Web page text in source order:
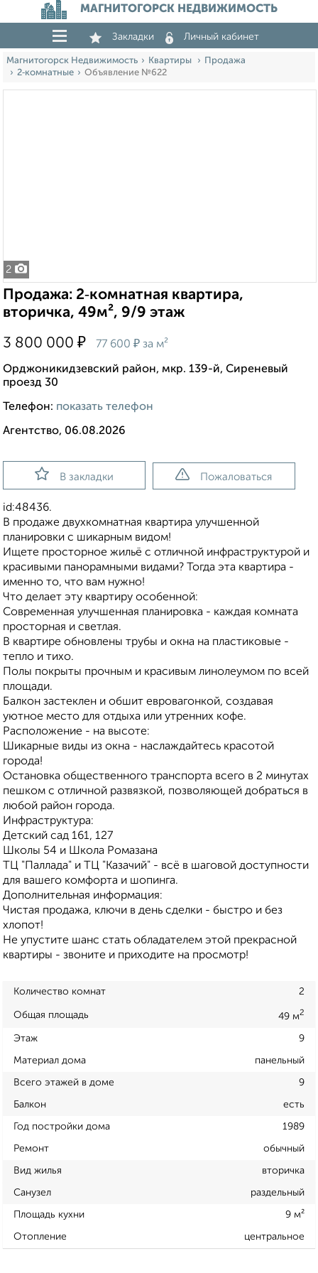
МАГНИТОГОРСК НЕДВИЖИМОСТЬ
Закладки Личный кабинет
Магнитогорск Недвижимость Квартиры
Продажа
2‑комнатные
Объявление №622
2
Продажа: 2‑комнатная квартира,
вторичка, 49м², 9/9 этаж
3 800 000 ₽ 77 600 ₽ за м²
Орджоникидзевский район, мкр. 139-й, Сиреневый
проезд 30
Телефон: показать телефон
Агентство, 06.08.2026
В закладки Пожаловаться
id:48436.
В продаже двухкомнатная квартира улучшенной
планировки с шикарным видом!
Ищете просторное жильё с отличной инфраструктурой и
красивыми панорамными видами? Тогда эта квартира -
именно то, что вам нужно!
Что делает эту квартиру особенной:
Современная улучшенная планировка - каждая комната
просторная и светлая.
В квартире обновлены трубы и окна на пластиковые -
тепло и тихо.
Полы покрыты прочным и красивым линолеумом по всей
площади.
Балкон застеклен и обшит евровагонкой, создавая
уютное место для отдыха или утренних кофе.
Расположение - на высоте:
Шикарные виды из окна - наслаждайтесь красотой
города!
Остановка общественного транспорта всего в 2 минутах
пешком с отличной развязкой, позволяющей добраться в
любой район города.
Инфраструктура:
Детский сад 161, 127
Школы 54 и Школа Ромазана
ТЦ "Паллада" и ТЦ "Казачий" - всё в шаговой доступности
для вашего комфорта и шопинга.
Дополнительная информация:
Чистая продажа, ключи в день сделки - быстро и без
хлопот!
Не упустите шанс стать обладателем этой прекрасной
квартиры - звоните и приходите на просмотр!
Количество комнат 2
Общая площадь 49 м2
Этаж 9
Материал дома панельный
Всего этажей в доме 9
Балкон есть
Год постройки дома 1989
Ремонт обычный
Вид жилья вторичка
Санузел раздельный
Площадь кухни 9 м²
Отопление центральное